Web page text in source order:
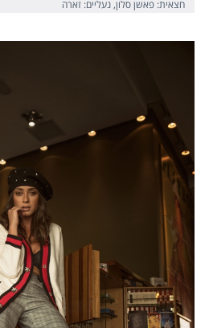
חצאית: פאשן סלון, נעליים: זארה